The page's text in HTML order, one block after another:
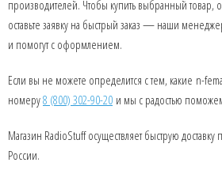
производителей. Чтобы купить выбранный
оставьте заявку на быстрый заказ — наши
и помогут с оформлением.
Если вы не можете определится с тем, какие n-
номеру8 (800) 302-90-20 и мы с радостью
Магазин RadioStuff осуществляет быструю
России.